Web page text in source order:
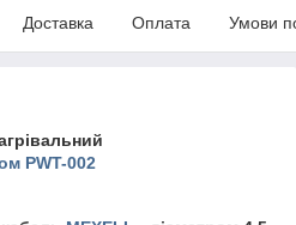
Доставка Оплата Умови
PWT-002